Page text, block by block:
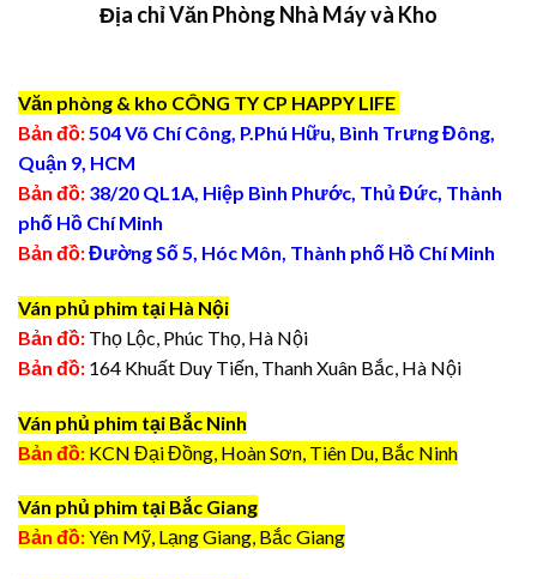
Địa chỉ Văn Phòng Nhà Máy và Kho
Văn phòng & kho CÔNG TY CP HAPPY LIFE
Bản đồ:504 Võ Chí Công, P.Phú Hữu, Bình Trưng Đông,
Quận 9, HCM
Bản đồ: 38/20 QL1A, Hiệp Bình Phước, Thủ Đức, Thành
phố Hồ Chí Minh
Bản đồ:Đường Số 5, Hóc Môn, Thành phố Hồ Chí Minh
Ván phủ phim tại Hà Nội
Bản đồ: Thọ Lộc, Phúc Thọ, Hà Nội
Bản đồ: 164 Khuất Duy Tiến, Thanh Xuân Bắc, Hà Nội
Ván phủ phim tại Bắc Ninh
Bản đồ: KCN Đại Đồng, Hoàn Sơn, Tiên Du, Bắc Ninh
Ván phủ phim tại Bắc Giang
Bản đồ:Yên Mỹ, Lạng Giang, Bắc Giang